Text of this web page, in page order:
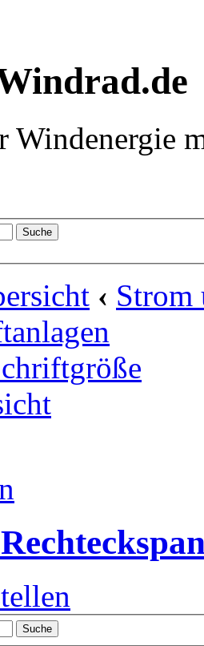
Windenergie
‹ Strom